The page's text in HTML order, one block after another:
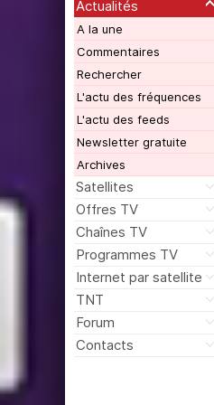
Actualités
A la une
Commentaires
Rechercher
L'actu des fréquences
L'actu des feeds
Newsletter gratuite
Archives
Satellites
Offres TV
Chaînes TV
Programmes TV
Internet par satellite
TNT
Forum
Contacts